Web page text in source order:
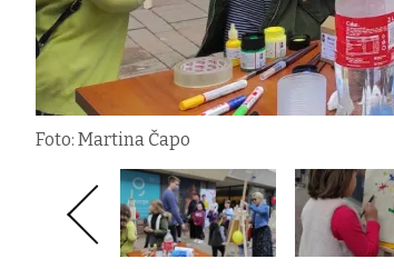
Foto: Martina Čapo